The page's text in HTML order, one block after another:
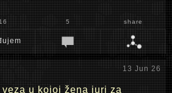
16 5 share
13 Jun 26
u kojoj žena juri za